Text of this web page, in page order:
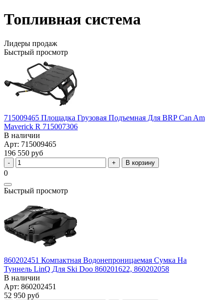
Топливная система
Лидеры продаж
Быстрый просмотр
715009465 Площадка Грузовая Подъемная Для BRP Can Am
Maverick R 715007306
В наличии
Арт: 715009465
196 550 руб
В корзину
0
Быстрый просмотр
860202451 Компактная Водонепроницаемая Сумка На
Туннель LinQ Для Ski Doo 860201622, 860202058
В наличии
Арт: 860202451
52 950 руб